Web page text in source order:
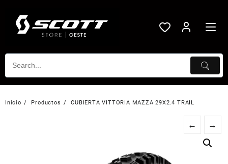
contenido
Inicio Productos CUBIERTA VITTORIA MAZZA 29X2.4 TRAIL
← →